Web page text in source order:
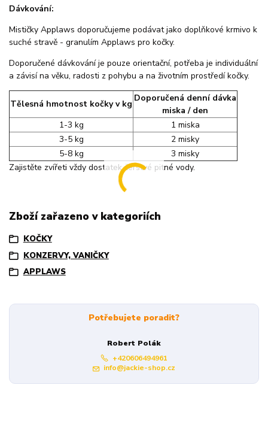
Dávkování:
Mističky Applaws doporučujeme podávat jako doplňkové krmivo k
suché stravě - granulím Applaws pro kočky.
Doporučené dávkování je pouze orientační, potřeba je individuální
a závisí na věku, radosti z pohybu a na životním prostředí kočky.
Tělesná hmotnost kočky v kg
Doporučená denní dávka
miska / den
1-3 kg
1 miska
3-5 kg
2 misky
5-8 kg
3 misky
Zajistěte zvířeti vždy dostatek čerstvé pitné vody.
Zboží zařazeno v kategoriích
KOČKY
KONZERVY, VANIČKY
APPLAWS
Potřebujete poradit?
Robert Polák
+420606494961
info@jackie-shop.cz